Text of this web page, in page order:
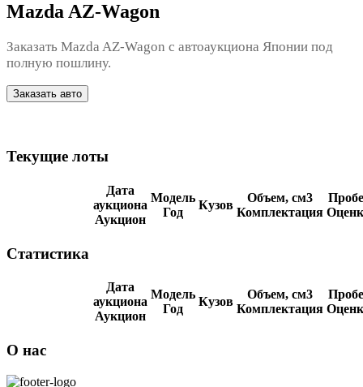
Mazda AZ-Wagon
Заказать Mazda AZ-Wagon с автоаукциона Японии под
полную пошлину.
Заказать авто
Текущие лоты
Дата
аукциона
Аукцион
Модель
Год
Кузов
Объем, см3
Комплектация
Статистика
Дата
аукциона
Аукцион
Модель
Год
Кузов
Объем, см3
Комплектация
О нас